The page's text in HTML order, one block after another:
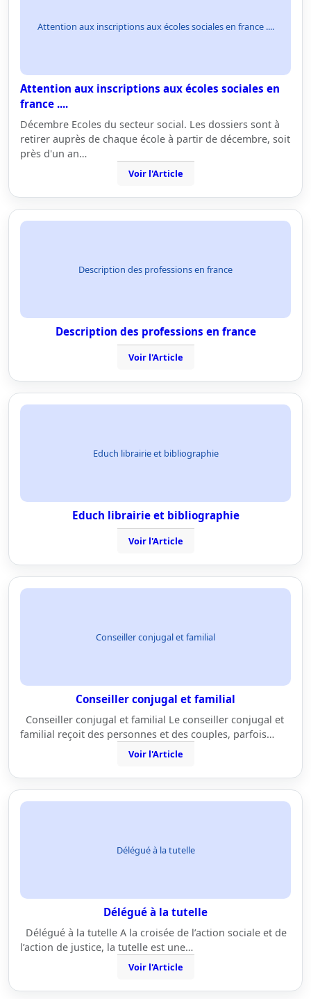
Attention aux inscriptions aux écoles sociales en france ....
Attention aux inscriptions aux écoles sociales en
france ....
Décembre Ecoles du secteur social. Les dossiers sont à
retirer auprès de chaque école à partir de décembre, soit
près d'un an…
Voir l'Article
Description des professions en france
Description des professions en france
Voir l'Article
Educh librairie et bibliographie
Educh librairie et bibliographie
Voir l'Article
Conseiller conjugal et familial
Conseiller conjugal et familial
Conseiller conjugal et familial Le conseiller conjugal et
familial reçoit des personnes et des couples, parfois…
Voir l'Article
Délégué à la tutelle
Délégué à la tutelle
Délégué à la tutelle A la croisée de l’action sociale et de
l’action de justice, la tutelle est une…
Voir l'Article